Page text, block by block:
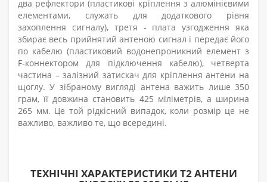
два рефлектори (пластикові кріплення з алюмінієвими
елементами, служать для додаткового рівня
захоплення сигналу), третя - плата узгодження яка
збирає весь прийнятий антеною сигнал і передає його
по кабелю (пластиковий водонепроникний елемент з
F-коннектором для підключення кабелю), четверта
частина – залізний затискач для кріплення антени на
щоглу. У зібраному вигляді антена важить лише 350
грам, її довжина становить 425 міліметрів, а ширина
265 мм. Це той рідкісний випадок, коли розмір це не
важливо, важливо те, що всередині.
ТЕХНІЧНІ ХАРАКТЕРИСТИКИ Т2 АНТЕНИ